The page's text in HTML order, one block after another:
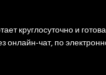
круглосуточно и
онлайн-чат, по